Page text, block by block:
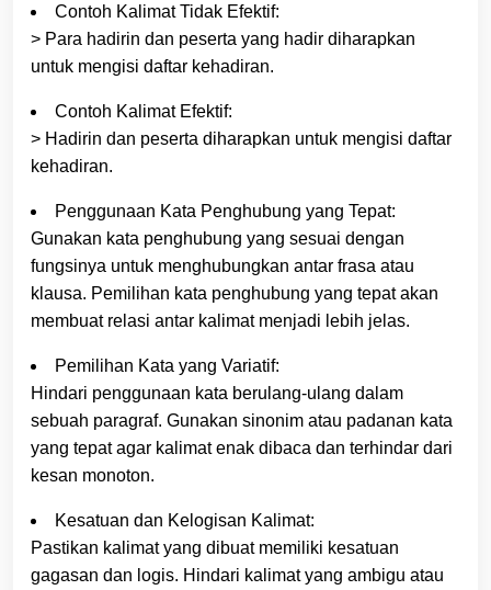
Contoh Kalimat Tidak Efektif:
> Para hadirin dan peserta yang hadir diharapkan
untuk mengisi daftar kehadiran.
Contoh Kalimat Efektif:
> Hadirin dan peserta diharapkan untuk mengisi daftar
kehadiran.
Penggunaan Kata Penghubung yang Tepat:
Gunakan kata penghubung yang sesuai dengan
fungsinya untuk menghubungkan antar frasa atau
klausa. Pemilihan kata penghubung yang tepat akan
membuat relasi antar kalimat menjadi lebih jelas.
Pemilihan Kata yang Variatif:
Hindari penggunaan kata berulang-ulang dalam
sebuah paragraf. Gunakan sinonim atau padanan kata
yang tepat agar kalimat enak dibaca dan terhindar dari
kesan monoton.
Kesatuan dan Kelogisan Kalimat:
Pastikan kalimat yang dibuat memiliki kesatuan
gagasan dan logis. Hindari kalimat yang ambigu atau